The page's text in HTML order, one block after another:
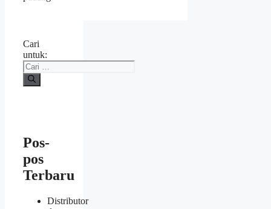
Cari
untuk:
Pos-
pos
Terbaru
Distributor